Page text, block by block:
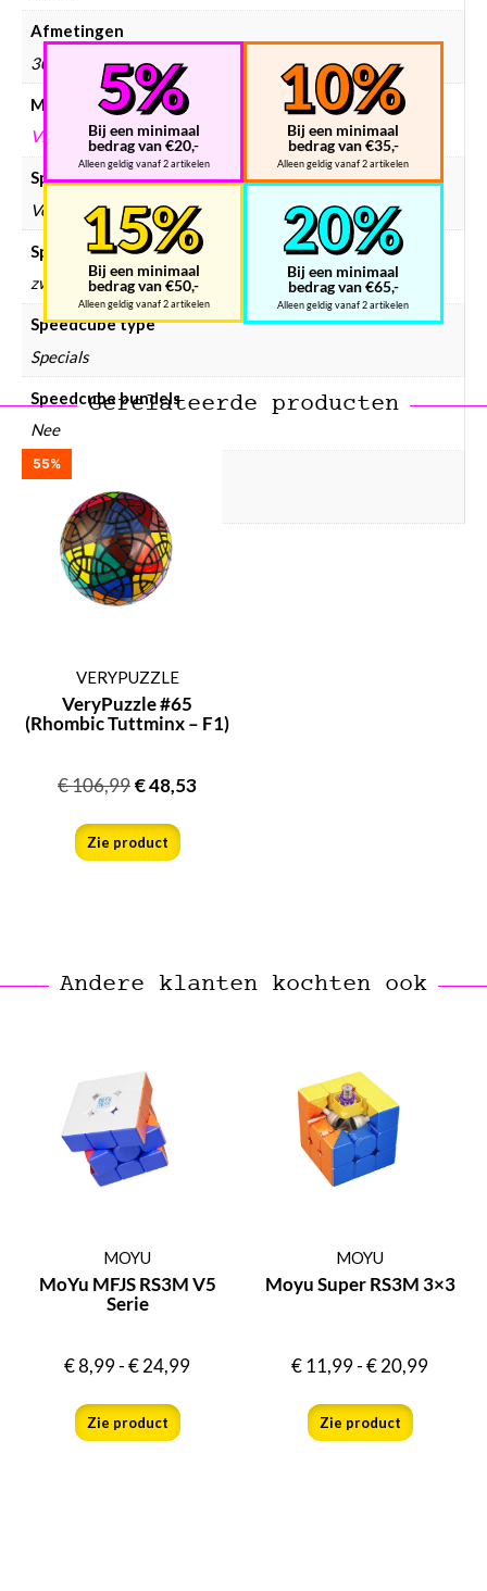
Afmetingen
300 × 300 × 80 mm
Merken
VERYPUZZLE
Speedcube merken
VeryPuzzle
Speedcube kleur
zwart
Speedcube type
Specials
Speedcube bundels
Nee
Speedcube prijsklasse
€ 75 – € 100
Bij een minimaal
bedrag van €20,-
Alleen geldig vanaf 2 artikelen
Bij een minimaal
bedrag van €35,-
Alleen geldig vanaf 2 artikelen
Bij een minimaal
bedrag van €50,-
Alleen geldig vanaf 2 artikelen
Bij een minimaal
bedrag van €65,-
Alleen geldig vanaf 2 artikelen
Gerelateerde producten
55%
VERYPUZZLE
VeryPuzzle #65
(Rhombic Tuttminx – F1)
€106,99€48,53
Zie product
Andere klanten kochten ook
MOYU
MoYu MFJS RS3M V5
Serie
€8,99-€24,99
Zie product
MOYU
Moyu Super RS3M 3×3
€11,99-€20,99
Zie product